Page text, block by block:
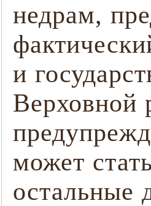
недрам,
и
Верховной
может
остальные